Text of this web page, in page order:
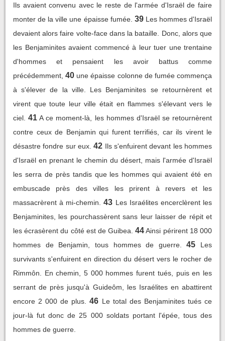
Ils avaient convenu avec le reste de l'armée d'Israël de faire
monter de la ville une épaisse fumée. 39 Les hommes d'Israël
devaient alors faire volte-face dans la bataille. Donc, alors que
les Benjaminites avaient commencé à leur tuer une trentaine
d'hommes et pensaient les avoir battus comme
précédemment, 40 une épaisse colonne de fumée commença
à s'élever de la ville. Les Benjaminites se retournèrent et
virent que toute leur ville était en flammes s'élevant vers le
ciel. 41 A ce moment-là, les hommes d'Israël se retournèrent
contre ceux de Benjamin qui furent terrifiés, car ils virent le
désastre fondre sur eux. 42 Ils s'enfuirent devant les hommes
d'Israël en prenant le chemin du désert, mais l'armée d'Israël
les serra de près tandis que les hommes qui avaient été en
embuscade près des villes les prirent à revers et les
massacrèrent à mi-chemin.
43 Les Israélites encerclèrent les
Benjaminites, les pourchassèrent sans leur laisser de répit et
les écrasèrent du côté est de Guibea. 44 Ainsi périrent 18 000
hommes de Benjamin, tous hommes de guerre.
45
Les
survivants s'enfuirent en direction du désert vers le rocher de
Rimmôn. En chemin, 5 000 hommes furent tués, puis en les
serrant de près jusqu'à Guideôm, les Israélites en abattirent
encore 2 000 de plus.
46 Le total des Benjaminites tués ce
jour-là fut donc de 25 000 soldats portant l'épée, tous des
hommes de guerre.